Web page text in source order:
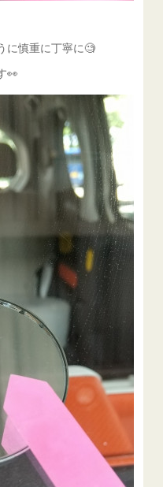
に慎重に丁寧に🧐
👀